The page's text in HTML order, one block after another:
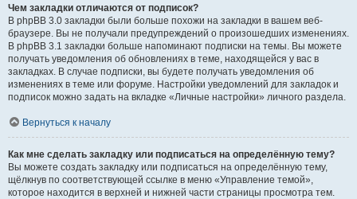
Чем закладки отличаются от подписок?
В phpBB 3.0 закладки были больше похожи на закладки в вашем веб-
браузере. Вы не получали предупреждений о произошедших изменениях.
В phpBB 3.1 закладки больше напоминают подписки на темы. Вы можете
получать уведомления об обновлениях в теме, находящейся у вас в
закладках. В случае подписки, вы будете получать уведомления об
изменениях в теме или форуме. Настройки уведомлений для закладок и
подписок можно задать на вкладке «Личные настройки» личного раздела.
Вернуться к началу
Как мне сделать закладку или подписаться на определённую тему?
Вы можете создать закладку или подписаться на определённую тему,
щёлкнув по соответствующей ссылке в меню «Управление темой»,
которое находится в верхней и нижней части страницы просмотра тем.